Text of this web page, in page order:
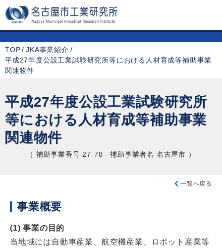
TOP
JKA事業紹介
平成27年度公設工業試験研究所等における人材育成等補助事業
関連物件
平成27年度公設工業試験研究所
等における 人材育成等補助事業
関連物件
（ 補助事業番号 27-78 補助事業者名 名古屋市 ）
一覧へ戻る
事業概要
(1) 事業の目的
当地域には自動車産業、航空機産業、ロボット産業等